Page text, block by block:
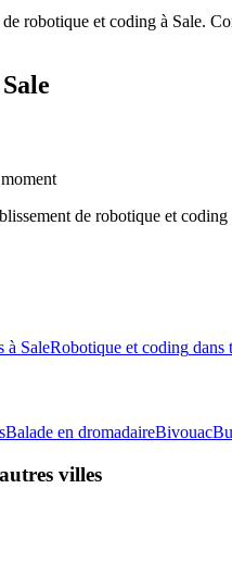
robotique et coding à Sale.
de robotique et coding
à SaleRobotique et coding dans
Balade en dromadaireBivouac
villes